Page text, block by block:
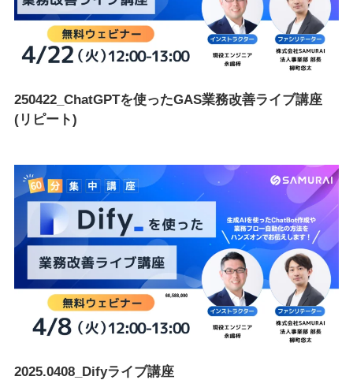
250422_ChatGPTを使ったGAS業務改善ライブ講座
(リピート)
2025.0408_Difyライブ講座